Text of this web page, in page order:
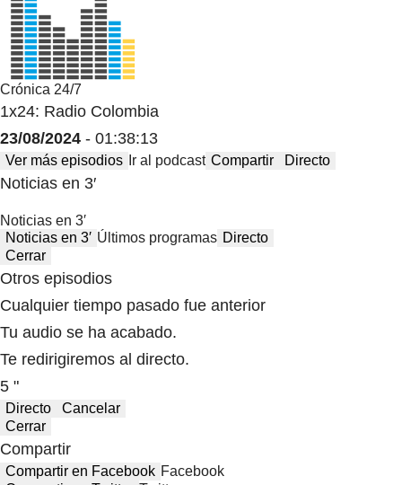
Crónica 24/7
1x24: Radio Colombia
23/08/2024 - 01:38:13
Ver más episodios Ir al podcast Compartir Directo
Noticias en 3′
Noticias en 3′
Noticias en 3′ Últimos programas Directo
Cerrar
Otros episodios
Cualquier tiempo pasado fue anterior
Tu audio se ha acabado.
Te redirigiremos al directo.
5 "
Directo
Cancelar
Cerrar
Compartir
Compartir en Facebook Facebook